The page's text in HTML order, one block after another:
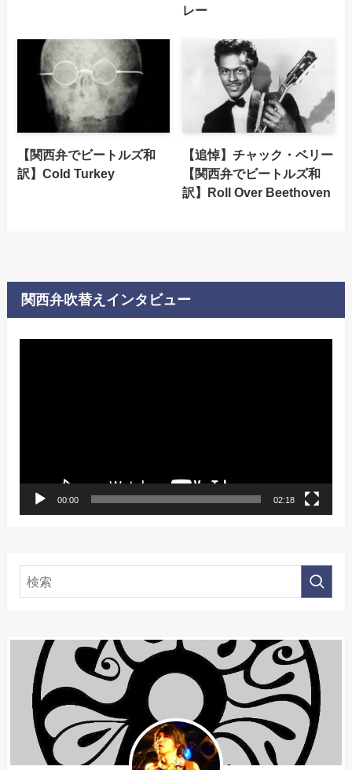
レー
【関西弁でビートルズ和
訳】Cold Turkey
【追悼】チャック・ベリー
【関西弁でビートルズ和
訳】Roll Over Beethoven
関西弁吹替えインタビュー
00:00 02:18